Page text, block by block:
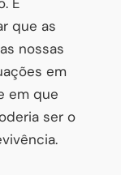
que as
nossas
em
em que
ser o